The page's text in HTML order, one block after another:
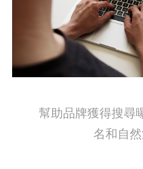
幫助品牌獲得搜尋
名和自然